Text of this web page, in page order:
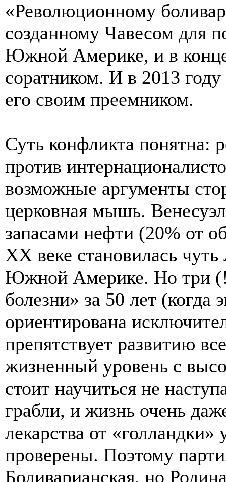
«Революционному
созданному Чавесом для
Южной Америке, и в
соратником. И в 2013
его своим преемником.
Суть конфликта понятна:
против
возможные аргументы
церковная мышь.
запасами нефти (20% от
XX веке становилась
Южной Америке. Но три
болезни» за 50 лет (когда
ориентирована
препятствует развитию
жизненный уровень с
стоит научиться не
грабли, и жизнь очень
лекарства от
проверены. Поэтому
Боливарианская, но